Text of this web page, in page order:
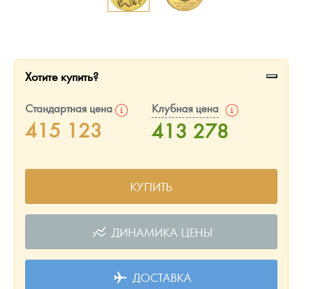
Книги по нумизматике
Хотите купить?
Стандартная цена
415 123
Клубная цена
413 278
КУПИТЬ
ДИНАМИКА ЦЕНЫ
ДОСТАВКА